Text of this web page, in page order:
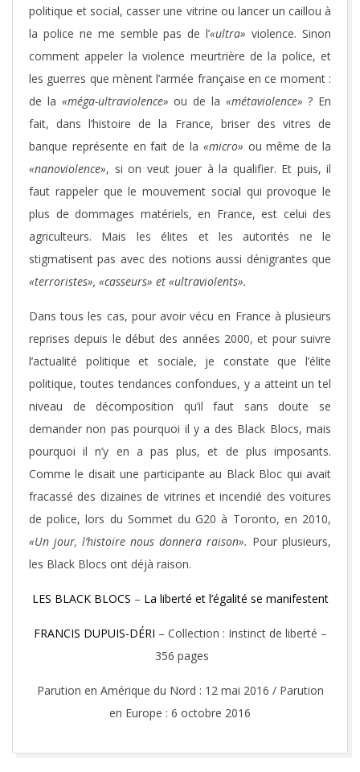
politique et social, casser une vitrine ou lancer un caillou à
la police ne me semble pas de l’«ultra» violence. Sinon
comment appeler la violence meurtrière de la police, et
les guerres que mènent l’armée française en ce moment :
de la «méga-ultraviolence» ou de la «métaviolence»? En
fait, dans l’histoire de la France, briser des vitres de
banque représente en fait de la «micro» ou même de la
«nanoviolence», si on veut jouer à la qualifier. Et puis, il
faut rappeler que le mouvement social qui provoque le
plus de dommages matériels, en France, est celui des
agriculteurs. Mais les élites et les autorités ne le
stigmatisent pas avec des notions aussi dénigrantes que
«terroristes», «casseurs» et «ultraviolents».
Dans tous les cas, pour avoir vécu en France à plusieurs
reprises depuis le début des années 2000, et pour suivre
l’actualité politique et sociale, je constate que l’élite
politique, toutes tendances confondues, y a atteint un tel
niveau de décomposition qu’il faut sans doute se
demander non pas pourquoi il y a des Black Blocs, mais
pourquoi il n’y en a pas plus, et de plus imposants.
Comme le disait une participante au Black Bloc qui avait
fracassé des dizaines de vitrines et incendié des voitures
de police, lors du Sommet du G20 à Toronto, en 2010,
«Un jour, l’histoire nous donnera raison». Pour plusieurs,
les Black Blocs ont déjà raison.
LES BLACK BLOCS – La liberté et l’égalité se manifestent
FRANCIS DUPUIS-DÉRI – Collection : Instinct de liberté –
356 pages
Parution en Amérique du Nord : 12 mai 2016 / Parution
en Europe : 6 octobre 2016